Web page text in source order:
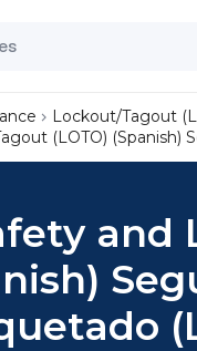
Lockout/Tagout
(LOTO) (Spanish)
and